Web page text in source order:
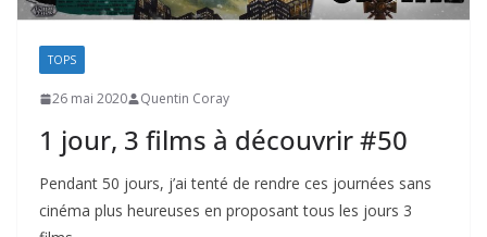
TOPS
26 mai 2020 Quentin Coray
1 jour, 3 films à découvrir #50
Pendant 50 jours, j’ai tenté de rendre ces journées sans
cinéma plus heureuses en proposant tous les jours 3